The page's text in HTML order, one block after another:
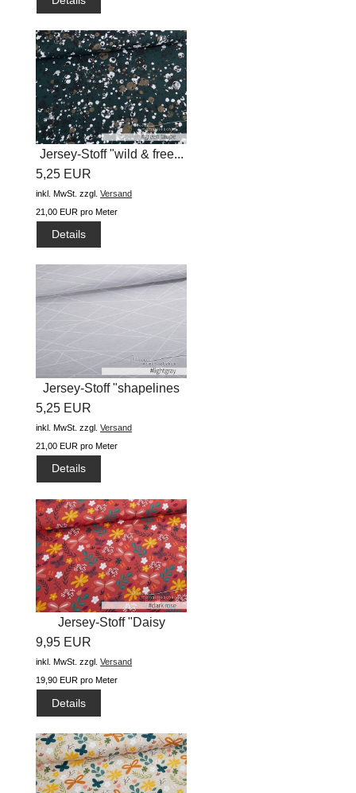
Jersey-Stoff "wild & free...
5,25 EUR
inkl. MwSt. zzgl. Versand
21,00 EUR pro Meter
Details
Jersey-Stoff "shapelines
5,25 EUR
inkl. MwSt. zzgl. Versand
21,00 EUR pro Meter
Details
Jersey-Stoff "Daisy
allover...
9,95 EUR
inkl. MwSt. zzgl. Versand
19,90 EUR pro Meter
Details